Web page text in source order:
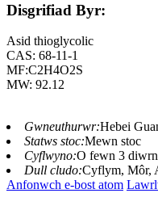
Disgrifiad Byr:
Asid thioglycolic
CAS: 68-11-1
MF:C2H4O2S
MW: 92.12
Gwneuthurwr:Hebei
Statws stoc:Mewn stoc
Cyflwyno:O fewn 3
Dull cludo:Cyflym, Môr,
Anfonwch e-bost atom